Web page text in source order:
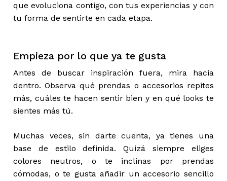
que evoluciona contigo, con tus experiencias y con
tu forma de sentirte en cada etapa.
Empieza por lo que ya te gusta
Antes de buscar inspiración fuera, mira hacia
dentro. Observa qué prendas o accesorios repites
más, cuáles te hacen sentir bien y en qué looks te
sientes más tú.
Muchas veces, sin darte cuenta, ya tienes una
base de estilo definida. Quizá siempre eliges
colores neutros, o te inclinas por prendas
cómodas, o te gusta añadir un accesorio sencillo